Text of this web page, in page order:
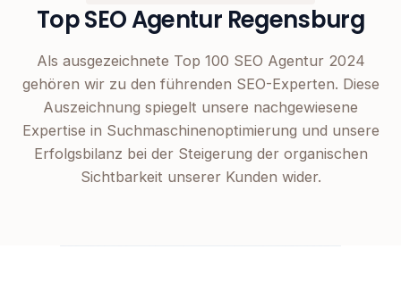
Top SEO Agentur Regensburg
Als ausgezeichnete Top 100 SEO Agentur 2024
gehören wir zu den führenden SEO-Experten. Diese
Auszeichnung spiegelt unsere nachgewiesene
Expertise in Suchmaschinenoptimierung und unsere
Erfolgsbilanz bei der Steigerung der organischen
Sichtbarkeit unserer Kunden wider.